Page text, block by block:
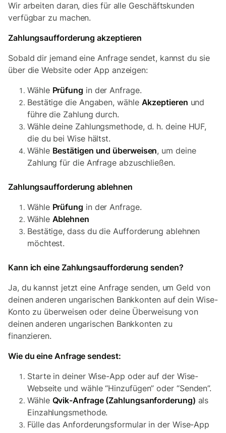
Wir arbeiten daran, dies für alle Geschäftskunden
verfügbar zu machen.
Zahlungsaufforderung akzeptieren
Sobald dir jemand eine Anfrage sendet, kannst du sie
über die Website oder App anzeigen:
Wähle Prüfung in der Anfrage.
Bestätige die Angaben, wähle Akzeptieren und
führe die Zahlung durch.
Wähle deine Zahlungsmethode, d. h. deine HUF,
die du bei Wise hältst.
Wähle Bestätigen und überweisen, um deine
Zahlung für die Anfrage abzuschließen.
Zahlungsaufforderung ablehnen
Wähle Prüfung in der Anfrage.
Wähle Ablehnen
Bestätige, dass du die Aufforderung ablehnen
möchtest.
Kann ich eine Zahlungsaufforderung senden?
Ja, du kannst jetzt eine Anfrage senden, um Geld von
deinen anderen ungarischen Bankkonten auf dein Wise-
Konto zu überweisen oder deine Überweisung von
deinen anderen ungarischen Bankkonten zu
finanzieren.
Wie du eine Anfrage sendest:
Starte in deiner Wise-App oder auf der Wise-
Webseite und wähle “Hinzufügen” oder “Senden”.
Wähle Qvik-Anfrage (Zahlungsanforderung) als
Einzahlungsmethode.
Fülle das Anforderungsformular in der Wise-App